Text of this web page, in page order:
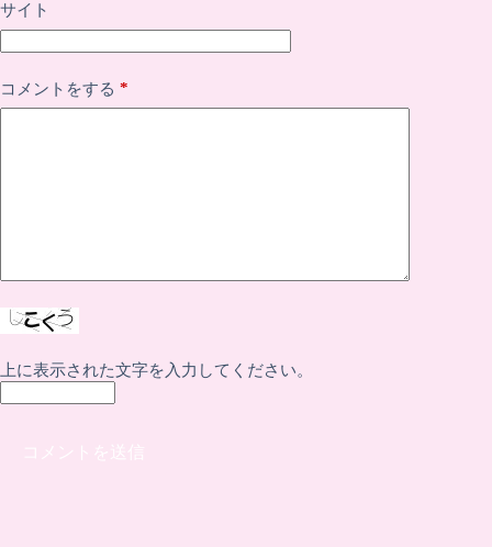
サイト
コメントをする *
上に表示された文字を入力してください。
コメントを送信